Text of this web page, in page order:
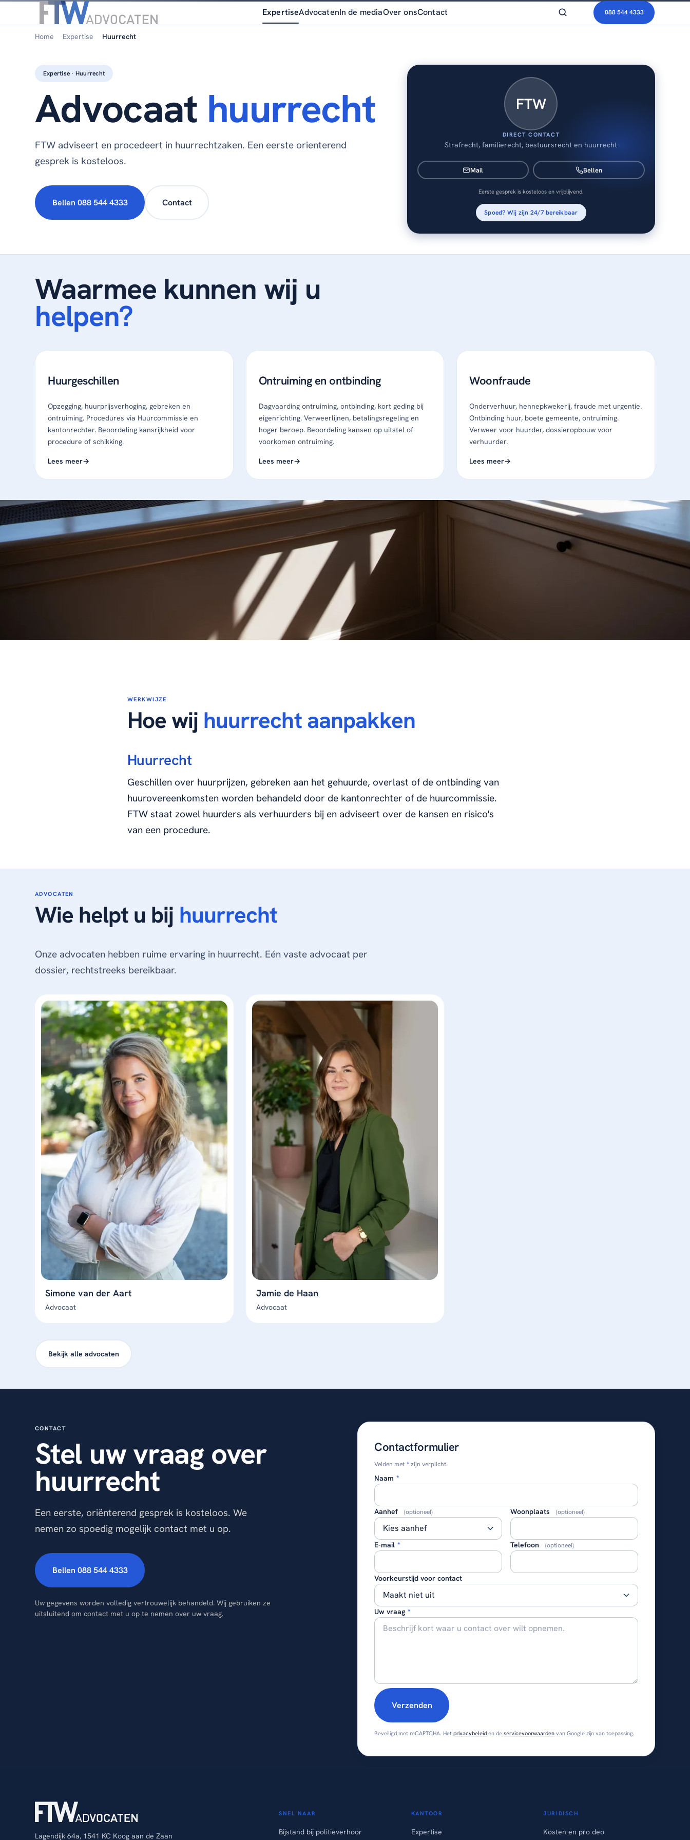
ExpertiseAdvocatenIn de mediaOver onsContact 088 544 4333
Home Expertise Huurrecht
Expertise · Huurrecht
Advocaat huurrecht
FTW adviseert en procedeert in huurrechtzaken. Een eerste orienterend
gesprek is kosteloos.
Bellen 088 544 4333 Contact
FTW
DIRECT CONTACT
Strafrecht, familierecht, bestuursrecht en huurrecht
Mail Bellen
Eerste gesprek is kosteloos en vrijblijvend.
Spoed? Wij zijn 24/7 bereikbaar
Waarmee kunnen wij u
helpen?
Huurgeschillen
Opzegging, huurprijsverhoging, gebreken en
ontruiming. Procedures via Huurcommissie en
kantonrechter. Beoordeling kansrijkheid voor
procedure of schikking.
Lees meer
Ontruiming en ontbinding
Dagvaarding ontruiming, ontbinding, kort geding bij
eigenrichting. Verweerlijnen, betalingsregeling en
hoger beroep. Beoordeling kansen op uitstel of
voorkomen ontruiming.
Lees meer
Woonfraude
Onderverhuur, hennepkwekerij, fraude met urgentie.
Ontbinding huur, boete gemeente, ontruiming.
Verweer voor huurder, dossieropbouw voor
verhuurder.
Lees meer
WERKWIJZE
Hoe wij huurrecht aanpakken
Huurrecht
Geschillen over huurprijzen, gebreken aan het gehuurde, overlast of de ontbinding van
huurovereenkomsten worden behandeld door de kantonrechter of de huurcommissie.
FTW staat zowel huurders als verhuurders bij en adviseert over de kansen en risico's
van een procedure.
ADVOCATEN
Wie helpt u bij huurrecht
Onze advocaten hebben ruime ervaring in huurrecht. Eén vaste advocaat per
dossier, rechtstreeks bereikbaar.
Simone van der Aart
Advocaat
Jamie de Haan
Advocaat
Bekijk alle advocaten
CONTACT
Stel uw vraag over
huurrecht
Een eerste, oriënterend gesprek is kosteloos. We
nemen zo spoedig mogelijk contact met u op.
Bellen 088 544 4333
Uw gegevens worden volledig vertrouwelijk behandeld. Wij gebruiken ze
uitsluitend om contact met u op te nemen over uw vraag.
Contactformulier
Velden met *zijn verplicht.
Naam *
Aanhef (optioneel) Woonplaats (optioneel)
E-mail * Telefoon (optioneel)
Voorkeurstijd voor contact
Uw vraag *
Verzenden
Beveiligd met reCAPTCHA. Het privacybeleid en de servicevoorwaarden van Google zijn van toepassing.
Lagendijk 64a, 1541 KC Koog aan de Zaan
SNEL NAAR
Bijstand bij politieverhoor
KANTOOR
Expertise
JURIDISCH
Kosten en pro deo